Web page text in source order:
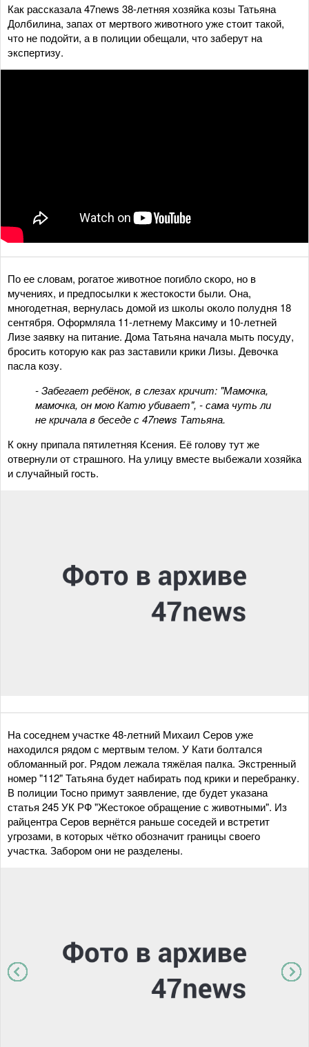
Как рассказала 47news 38-летняя хозяйка козы Татьяна
Долбилина, запах от мертвого животного уже стоит такой,
что не подойти, а в полиции обещали, что заберут на
экспертизу.
По ее словам, рогатое животное погибло скоро, но в
мучениях, и предпосылки к жестокости были. Она,
многодетная, вернулась домой из школы около полудня 18
сентября. Оформляла 11-летнему Максиму и 10-летней
Лизе заявку на питание. Дома Татьяна начала мыть посуду,
бросить которую как раз заставили крики Лизы. Девочка
пасла козу.
- Забегает ребёнок, в слезах кричит: "Мамочка,
мамочка, он мою Катю убивает", - сама чуть ли
не кричала в беседе с 47news Татьяна.
К окну припала пятилетняя Ксения. Её голову тут же
отвернули от страшного. На улицу вместе выбежали хозяйка
и случайный гость.
На соседнем участке 48-летний Михаил Серов уже
находился рядом с мертвым телом. У Кати болтался
обломанный рог. Рядом лежала тяжёлая палка. Экстренный
номер "112" Татьяна будет набирать под крики и перебранку.
В полиции Тосно примут заявление, где будет указана
статья 245 УК РФ "Жестокое обращение с животными". Из
райцентра Серов вернётся раньше соседей и встретит
угрозами, в которых чётко обозначит границы своего
участка. Забором они не разделены.